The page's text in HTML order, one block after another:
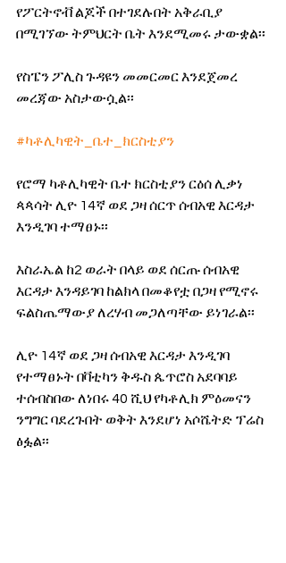
የፖርትኖቭ ልጆች በተገደሉበት አቅራቢያ
በሚገኘው ትምህርት ቤት እንደሚመሩ ታውቋል፡፡
የስፔን ፖሊስ ጉዳዩን መመርመር እንደጀመረ
መረጃው አስታውሷል፡፡
#ካቶሊካዊት_ቤተ_ክርስቲያን
የሮማ ካቶሊካዊት ቤተ ክርስቲያን ርዕሰ ሊቃነ
ጳጳሳት ሊዮ 14ኛ ወደ ጋዛ ሰርጥ ሰብአዊ እርዳታ
እንዲገባ ተማፀኑ፡፡
እስራኤል ከ2 ወራት በላይ ወደ ሰርጡ ሰብአዊ
እርዳታ እንዳይገባ ከልክላ በመቆየቷ በጋዛ የሚኖሩ
ፍልስጤማውያ ለረሃብ መጋለጣቸው ይነገራል፡፡
ሊዮ 14ኛ ወደ ጋዛ ሰብአዊ እርዳታ እንዲገባ
የተማፀኑት በቫቲካን ቅዱስ ጴጥሮስ አደባባይ
ተሰብስበው ለነበሩ 40 ሺህ የካቶሊክ ምዕመናን
ንግግር ባደረጉበት ወቅት እንደሆነ አሶሼትድ ፕሬስ
ፅፏል፡፡